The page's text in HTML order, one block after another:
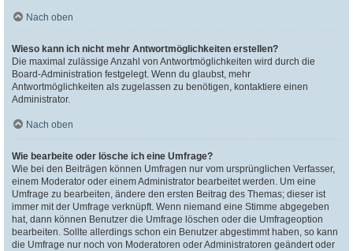
Nach oben
Wieso kann ich nicht mehr Antwortmöglichkeiten erstellen?
Die maximal zulässige Anzahl von Antwortmöglichkeiten wird durch die
Board-Administration festgelegt. Wenn du glaubst, mehr
Antwortmöglichkeiten als zugelassen zu benötigen, kontaktiere einen
Administrator.
Nach oben
Wie bearbeite oder lösche ich eine Umfrage?
Wie bei den Beiträgen können Umfragen nur vom ursprünglichen Verfasser,
einem Moderator oder einem Administrator bearbeitet werden. Um eine
Umfrage zu bearbeiten, ändere den ersten Beitrag des Themas; dieser ist
immer mit der Umfrage verknüpft. Wenn niemand eine Stimme abgegeben
hat, dann können Benutzer die Umfrage löschen oder die Umfrageoption
bearbeiten. Sollte allerdings schon ein Benutzer abgestimmt haben, so kann
die Umfrage nur noch von Moderatoren oder Administratoren geändert oder